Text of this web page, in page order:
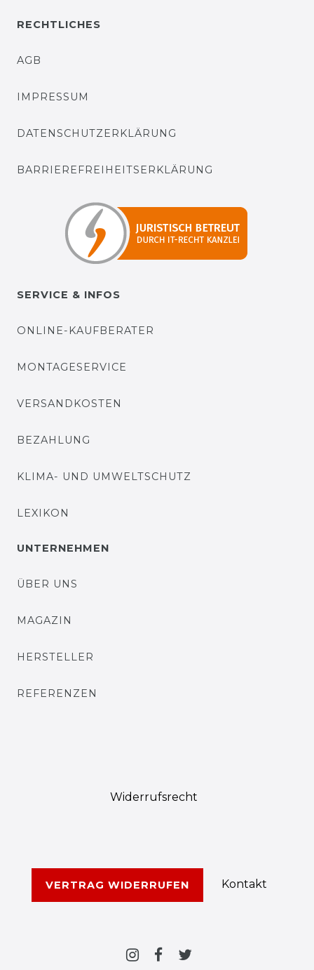
RECHTLICHES
AGB
IMPRESSUM
DATENSCHUTZERKLÄRUNG
BARRIEREFREIHEITSERKLÄRUNG
SERVICE & INFOS
ONLINE-KAUFBERATER
MONTAGESERVICE
VERSANDKOSTEN
BEZAHLUNG
KLIMA- UND UMWELTSCHUTZ
LEXIKON
UNTERNEHMEN
ÜBER UNS
MAGAZIN
HERSTELLER
REFERENZEN
Widerrufs­recht
VERTRAG WIDERRUFEN Kontakt